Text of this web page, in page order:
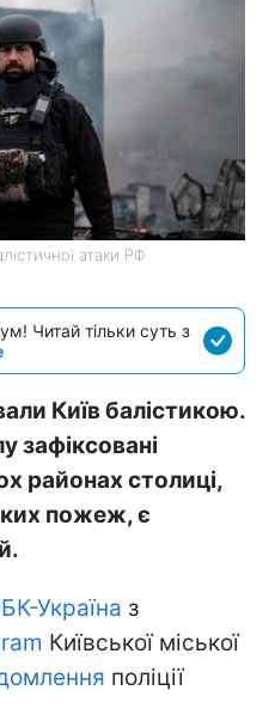
атаки РФ
Читай тільки суть з
Київ балістикою.
зафіксовані
районах столиці,
пожеж, є
Україна з
Київської міської
поліції